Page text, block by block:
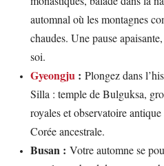
automnal où les montagnes
chaudes. Une pause
soi.
Gyeongju : Plongez dans
Silla : temple de Bulguksa,
royales et observatoire
Corée ancestrale.
Busan : Votre automne se